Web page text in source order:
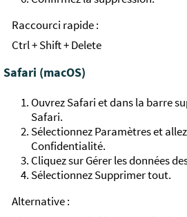
Raccourci rapide :
Ctrl + Shift + Delete
Safari (macOS)
Ouvrez Safari et dans la barre
Safari.
Sélectionnez Paramètres et
Confidentialité.
Cliquez sur Gérer les données
Sélectionnez Supprimer tout.
Alternative :